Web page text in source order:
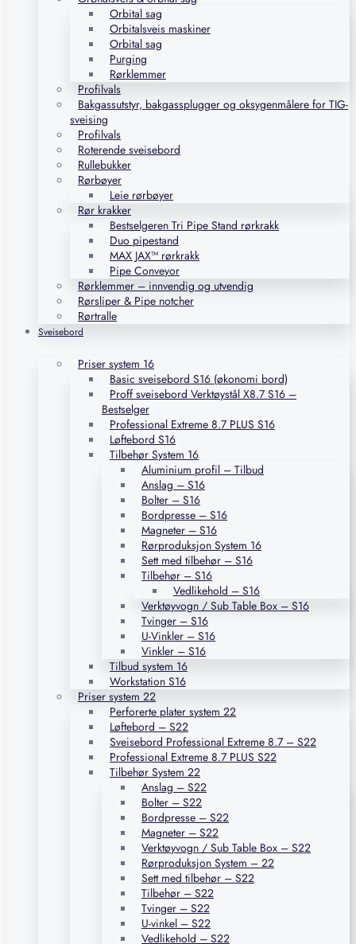
Orbital sag
Orbitalsveis maskiner
Orbital sag
Purging
Rørklemmer
Profilvals
Bakgassutstyr, bakgassplugger og oksygenmålere for TIG-
sveising
Profilvals
Roterende sveisebord
Rullebukker
Rørbøyer
Leie rørbøyer
Rør krakker
Bestselgeren Tri Pipe Stand rørkrakk
Duo pipestand
MAX JAX™ rørkrakk
Pipe Conveyor
Rørklemmer – innvendig og utvendig
Rørsliper & Pipe notcher
Rørtralle
Sveisebord
Priser system 16
Basic sveisebord S16 (økonomi bord)
Proff sveisebord Verktøystål X8.7 S16 –
Bestselger
Professional Extreme 8.7 PLUS S16
Løftebord S16
Tilbehør System 16
Aluminium profil – Tilbud
Anslag – S16
Bolter – S16
Bordpresse – S16
Magneter – S16
Rørproduksjon System 16
Sett med tilbehør – S16
Tilbehør – S16
Vedlikehold – S16
Verktøyvogn / Sub Table Box – S16
Tvinger – S16
U-Vinkler – S16
Vinkler – S16
Tilbud system 16
Workstation S16
Priser system 22
Perforerte plater system 22
Løftebord – S22
Sveisebord Professional Extreme 8.7 – S22
Professional Extreme 8.7 PLUS S22
Tilbehør System 22
Anslag – S22
Bolter – S22
Bordpresse – S22
Magneter – S22
Verktøyvogn / Sub Table Box – S22
Rørproduksjon System – 22
Sett med tilbehør – S22
Tilbehør – S22
Tvinger – S22
U-vinkel – S22
Vedlikehold – S22